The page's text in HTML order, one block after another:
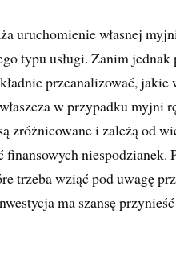
uruchomienie własnej
typu usługi. Zanim jednak
przeanalizować,
w przypadku myjni
zróżnicowane i zależą od
finansowych niespodzianek.
trzeba wziąć pod uwagę
ma szansę